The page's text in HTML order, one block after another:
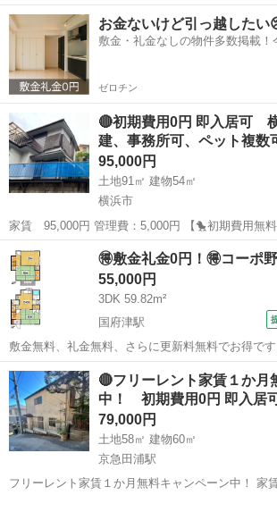
料 ：0円 敷金 ：0円 礼金 ：0円
－－－－－－－－ 計 ：0
神奈川 横浜市 弘明寺駅 一戸建て 初
お金ないけど引っ越したい
敷金・礼金なしの物件多数掲載！
ゼロチン
🔴初期費用0円 即入居可
建、事務所可、ペット複
95,000円
土地91㎡ 建物54㎡
横浜市
家賃 95,000円 管理費：5,000円 【🐤初期費用無料🐤】 仲介手数
料 ：0円 敷金 ：0円 礼金 ：0円
－－－－－－－－ 計 ：0
神奈川 横浜市 一戸建て 初期
🉐敷金礼金0円！🉐コーポ
55,000円
3DK 59.82m²
国府津駅
敷金無料、礼金無料、さらに更新料無料でお得です
神奈川 小田原市 国府津駅 一戸建て
🔴フリーレント家賃１か月
中！ 初期費用0円 即入
79,000円
土地58㎡ 建物60㎡
京急田浦駅
フリーレント家賃１か月無料キャンペーン中！ 家賃 79,000円 管理